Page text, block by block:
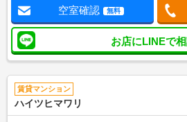
空室確認 無料
お店にLINEで
賃貸マンション
ハイツヒマワリ